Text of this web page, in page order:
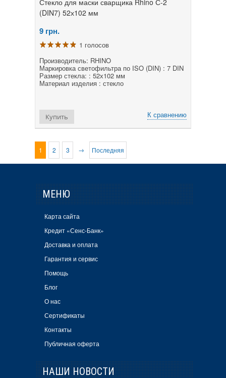
(DIN7) 52х102 мм
9 грн.
1 голосов
Производитель: RHINO
Маркировка светофильтра по ISO (DIN) : 7 DIN
Размер стекла: : 52х102 мм
Материал изделия : стекло
К сравнению
Купить
1 2 3 → Последняя
МЕНЮ
Карта сайта
Кредит «Сенс-Банк»
Доставка и оплата
Гарантия и сервис
Помощь
Блог
О нас
Сертификаты
Контакты
Публичная оферта
НАШИ НОВОСТИ